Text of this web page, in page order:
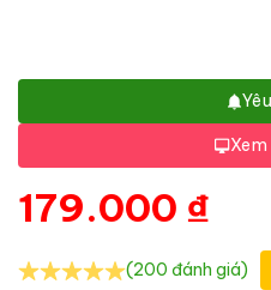
179.000 ₫
(200 đánh giá)